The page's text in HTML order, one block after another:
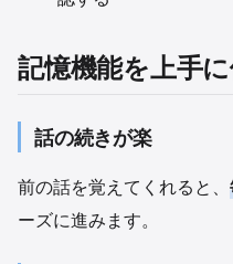
記憶機能を上手に
話の続きが楽
前の話を覚えてくれると、
ーズに進みます。